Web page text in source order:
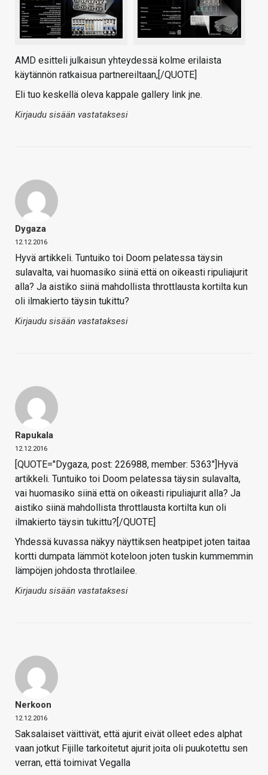
AMD esitteli julkaisun yhteydessä kolme erilaista
käytännön ratkaisua partnereiltaan,[/QUOTE]
Eli tuo keskellä oleva kappale gallery link jne.
Kirjaudu sisään vastataksesi
Dygaza
12.12.2016
Hyvä artikkeli. Tuntuiko toi Doom pelatessa täysin
sulavalta, vai huomasiko siinä että on oikeasti ripuliajurit
alla? Ja aistiko siinä mahdollista throttlausta kortilta kun
oli ilmakierto täysin tukittu?
Kirjaudu sisään vastataksesi
Rapukala
12.12.2016
[QUOTE="Dygaza, post: 226988, member: 5363"]Hyvä
artikkeli. Tuntuiko toi Doom pelatessa täysin sulavalta,
vai huomasiko siinä että on oikeasti ripuliajurit alla? Ja
aistiko siinä mahdollista throttlausta kortilta kun oli
ilmakierto täysin tukittu?[/QUOTE]
Yhdessä kuvassa näkyy näyttiksen heatpipet joten taitaa
kortti dumpata lämmöt koteloon joten tuskin kummemmin
lämpöjen johdosta throtlailee.
Kirjaudu sisään vastataksesi
Nerkoon
12.12.2016
Saksalaiset väittivät, että ajurit eivät olleet edes alphat
vaan jotkut Fijille tarkoitetut ajurit joita oli puukotettu sen
verran, että toimivat Vegalla